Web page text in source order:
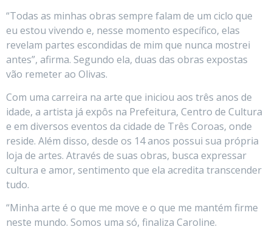
“Todas as minhas obras sempre falam de um ciclo que
eu estou vivendo e, nesse momento específico, elas
revelam partes escondidas de mim que nunca mostrei
antes”, afirma. Segundo ela, duas das obras expostas
vão remeter ao Olivas.
Com uma carreira na arte que iniciou aos três anos de
idade, a artista já expôs na Prefeitura, Centro de Cultura
e em diversos eventos da cidade de Três Coroas, onde
reside. Além disso, desde os 14 anos possui sua própria
loja de artes. Através de suas obras, busca expressar
cultura e amor, sentimento que ela acredita transcender
tudo.
“Minha arte é o que me move e o que me mantém firme
neste mundo. Somos uma só, finaliza Caroline.